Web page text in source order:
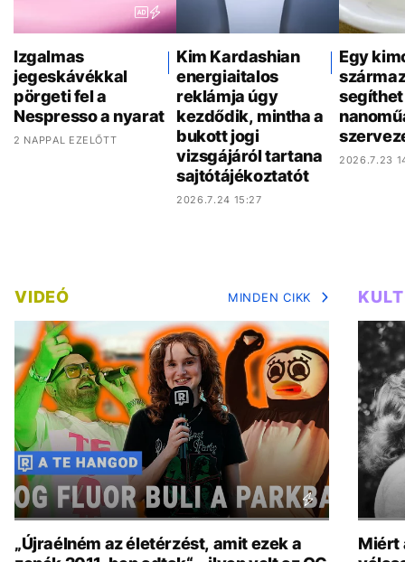
Izgalmas
jegeskávékkal
pörgeti fel a
Nespresso a nyarat
2 NAPPAL EZELŐTT
Kim Kardashian
energiaitalos
reklámja úgy
kezdődik, mintha a
bukott jogi
vizsgájáról tartana
sajtótájékoztatót
2026.7.24 15:27
Egy
2026.7.23
VIDEÓ MINDEN CIKK
„Újraélném az életérzést, amit ezek a
Miért